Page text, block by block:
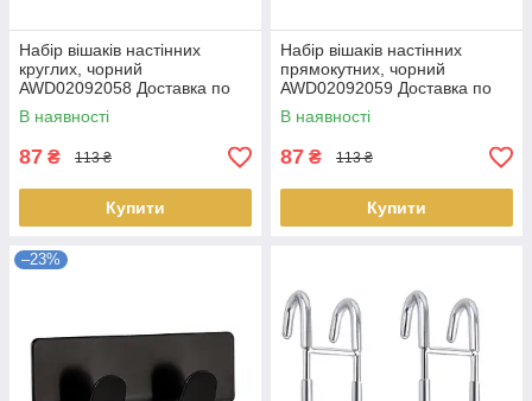
Набір вішаків настінних
круглих, чорний
AWD02092058 Доставка по
Україні
В наявності
87 ₴ 113 ₴
Купити
Набір вішаків настінних
прямокутних, чорний
AWD02092059 Доставка по
Україні
В наявності
87 ₴ 113 ₴
Купити
–23%